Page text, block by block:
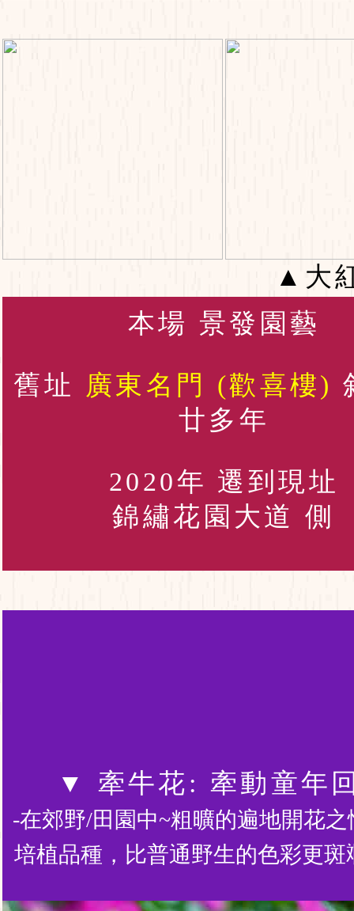
▲大
本場 景發園藝
舊址 廣東名門 (歡喜樓)
廿多年
2020年 遷到現址
錦繡花園大道 側
▼ 牽牛花: 牽動童年
-在郊野/田園中~粗曠的遍地開花
培植品種，比普通野生的色彩更斑